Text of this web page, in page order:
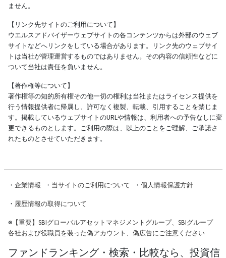
ません。
【リンク先サイトのご利用について】
ウエルスアドバイザーウェブサイトの各コンテンツからは外部のウェブ
サイトなどへリンクをしている場合があります。リンク先のウェブサイ
トは当社が管理運営するものではありません。その内容の信頼性などに
ついて当社は責任を負いません。
【著作権等について】
著作権等の知的所有権その他一切の権利は当社またはライセンス提供を
行う情報提供者に帰属し、許可なく複製、転載、引用することを禁じま
す。掲載しているウェブサイトのURLや情報は、利用者への予告なしに変
更できるものとします。ご利用の際は、以上のことをご理解、ご承諾さ
れたものとさせていただきます。
・ 企業情報 ・ 当サイトのご利用について ・ 個人情報保護方針
・ 履歴情報の取得について
※【重要】SBIグローバルアセットマネジメントグループ、SBIグループ
各社および役職員を装った偽アカウント、偽広告にご注意ください
ファンドランキング・検索・比較なら、投資信